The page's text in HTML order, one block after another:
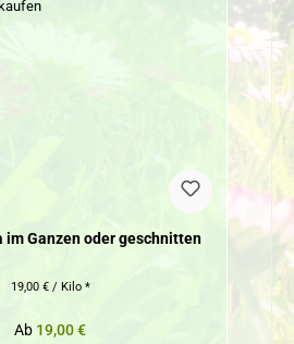
im Ganzen oder geschnitten
19,00 € / Kilo *
Regulärer Preis:
Ab 19,00 €